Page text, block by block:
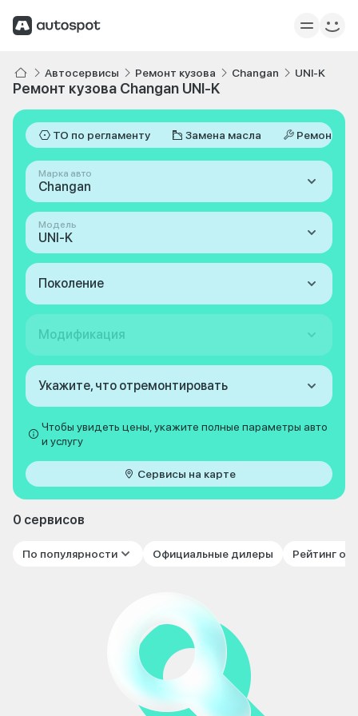
Автосервисы Ремонт кузова Changan UNI-K
Ремонт кузова Changan UNI-K
ТО по регламенту Замена масла Ремонт
Марка авто
Changan
Модель
UNI-K
Поколение
Модификация
Укажите, что отремонтировать
Чтобы увидеть цены, укажите полные параметры авто
и услугу
Сервисы на карте
0 сервисов
По популярности Официальные дилеры Рейтинг